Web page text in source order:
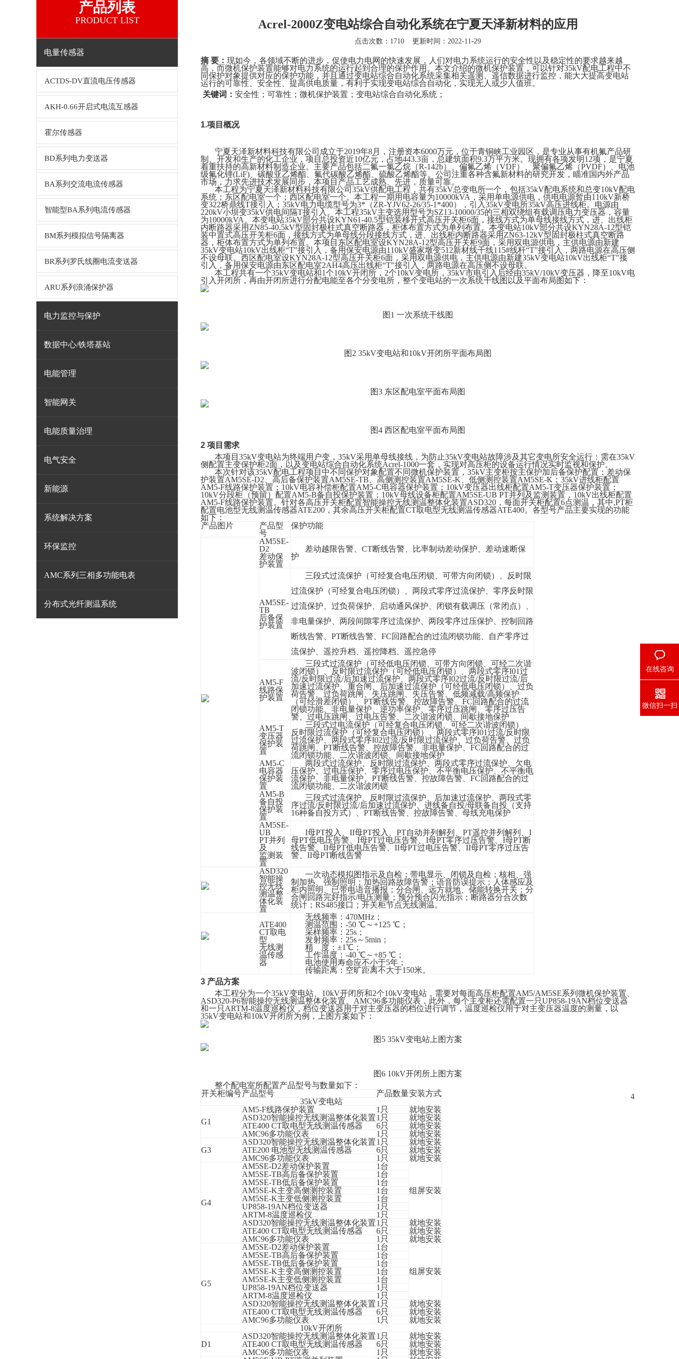
产品列表
PRODUCT LIST
电量传感器
ACTDS-DV直流电压传感器
AKH-0.66开启式电流互感器
霍尔传感器
BD系列电力变送器
BA系列交流电流传感器
智能型BA系列电流传感器
BM系列模拟信号隔离器
BR系列罗氏线圈电流变送器
ARU系列浪涌保护器
电力监控与保护
数据中心/铁塔基站
电能管理
智能网关
电能质量治理
电气安全
新能源
系统解决方案
环保监控
AMC系列三相多功能电表
分布式光纤测温系统
Acrel-2000Z变电站综合自动化系统在宁夏天泽新材料的应用
点击次数：1710 更新时间：2022-11-29
摘 要： 现如今，各领域不断的进步， 促使电力电网的快速发展，人们对电力系统运行的安全性以及稳定性的要求越来越
高，而微机保护装置能够对电力系统的运行起到 合理的保护作用。本文介绍的微机保护装置，可以针对35kV配电工程中不
同保护对象提供对应的保护功能， 并且通过变电站综合自动化系统采集相关遥测、遥信数据进行监控， 能大大提高变电站
运行的可靠性、安全性、提高供电质量，有利于实现变电站综合自动化，实现无人或少人值班。
关键词： 安全性； 可靠性；微机保护装置 ；变电站综合自动化系统 ；
1.项目概况
宁夏天泽新材料科技有限公司成立于2019年8月，注册资本6000万元，位于青铜峡工业园区，是专业从事有机氟产品研
制、开发和生产的化工企业，项目总投资近10亿元，占地443.3亩，总建筑面积9.3万平方米。现拥有各项发明12项，是宁夏
着重扶持的高新材料制造企业。主要产品包括二氟一氯乙烷（R-142b）、偏氟乙烯（VDF）、聚偏氟乙烯（PVDF）、电池
级氟化锂(LiF)、碳酸亚乙烯酯、氟代碳酸乙烯酯、硫酸乙烯酯等。公司注重各种含氟新材料的研究开发，瞄准国内外产品
市场，力求先进技术发展同步，本项目产品工艺成熟、先进，质量可靠。
本工程为宁夏天泽新材料科技有限公司 35kV供配电工程，共有35kV总变电所一个，包括35kV配电系统和总变10kV配电
系统；东区配电室一个；西区配电室一个。本工程一期用电容量为10000kVA，采用单电源供电，供电电源暂由110kV新桥
变322桥鼎线T接引入；35kV电力电缆型号为3*（ZR-YJV62-26/35-1*400），引入35kV变电所35kV高压进线柜。电源由
220kV小坝变35kV供电间隔T接引入。本工程35kV主变选用型号为SZ13-10000/35的三相双绕组有载调压电力变压器，容量
为10000kVA。本变电站35kV部分共设KYN61-40.5型铠装移开式高压开关柜6面，接线方式为单母线接线方式，进、出线柜
内断路器采用ZN85-40.5kV型固封极柱式真空断路器，柜体布置方式为单列布置。本变电站10kV部分共设KYN28A-12型铠
装中置式高压开关柜6面，接线方式为单母线分段接线方式，进、出线柜内断路器采用ZN63-12kV型固封极柱式真空断路
器，柜体布置方式为单列布置。本项目东区配电室设KYN28A-12型高压开关柜9面，采用双电源供电，主供电源由新建
35kV变电站10kV出线柜“T"接引入，备用保安电源由110kV盛家墩变512新材线干线115#线杆“T"接引入，两路电源在高压侧
不设母联。西区配电室设KYN28A-12型高压开关柜6面，采用双电源供电，主供电源由新建35kV变电站10kV出线柜“T"接
引入，备用保安电源由东区配电室2AH4高压出线柜“T"接引入，两路电源在高压侧不设母联。
本工程共有一个35kV变电站和1个10kV开闭所，2个10kV变电所 ， 35kV市电引入后经由35kV/10kV变压器，降至10kV电
引入开闭所，再由开闭所进行分配电能至各个分变电所，整个变电站的一次系统干线图以及平面布局图如下：
图 1 一次系统干线图
图 2 35kV变电站和10kV开闭所平面布局图
图3 东区配电室平面布局图
图4 西区配电室平面布局图
2 项目需求
本项目 35kV变电站为终端用户变，35kV采用单母线接线，为防止35kV变电站故障涉及其它变电所安全运行： 需在35kV
侧配置主变保护柜2面， 以及变电站综合自动化系统Acrel-1000一套， 实现对高压柜的设备运行情况实时监视和保护。
本次针对该35kV配电工程项目中不同保护对象配置不同微机保护装置，35kV主变柜按主保护加后备保护配置：差动保
护装置AM5SE-D2、高后备保护装置AM5SE-TB、 高侧测控装置AM5SE-K 低侧测控装置AM5SE-K ； 35kV进线柜配置
AM5-F线路保护装置 ； 10kV电容补偿柜配置AM5-C电容器保护装置； 10kV变压器出线柜配置AM5-T变压器保护装置；
10kV分段柜（预留） 配置AM5-B备自投保护装置； 10kV母线设备柜配置AM5SE-UB PT并列及监测装置，10kV出线柜配置
AM5-F线路保护装置。针对各高压开关柜配置智能操控无线测温整体化装置ASD320，每面开关柜配置6点测温，其中,PT柜
配置电池型无线测温传感器ATE200，其余高压开关柜配置CT取电型无线测温传感器ATE400。各型号产品主要实现的功能
如下：
产品图片
产品型
号
保护功能
AM5SE-
D2
差动保
护装置
差动越限告警 CT断线告警 比率制动差动保护
差动速断保
护
AM5SE-
TB
后备保
护装置
三段式过流保护（可经复合电压闭锁、可带方向闭锁）
反时限
过流保护（可经复合电压闭锁）
两段式零序过流保护
零序反时限
过流保护
过负荷保护 启动通风保护 闭锁有载调压（常闭点）
非电量保护
两段间隙零序过流保护 两段零序过压保护
控制回路
断线告警
PT断线告警 FC回路配合的过流闭锁功能
自产零序过
流保护
遥控升档、遥控降档、遥控急停
AM5-F
线路保
护装置
三段式过流保护（可经低电压闭锁、可带方向闭锁、可经二次谐
波闭锁）、反时限过流保护（可经低电压闭锁）、两段式零序I01过
流/反时限过流/后加速过流保护、两段式零序I02过流/反时限过流/后
加速过流保护、重合闸、后加速过流保护（可经低电压闭锁）、过负
荷告警、过负荷跳闸、失压跳闸、失压告警、低频减载/高频保护
（可经滑差闭锁）、PT断线告警、控故障告警、FC回路配合的过流
闭锁功能、非电量保护、逆功率保护、零序过压跳闸、零序过压告
警、过电压跳闸、过电压告警、二次谐波闭锁、间歇接地保护
AM5-T
变压器
保护装
置
三段式过电流保护（可经复合电压闭锁、可经二次谐波闭锁）
反时限过流保护（可经复合电压闭锁）
两段式零序I01过流/反时限
过流保护 两段式零序I02过流/反时限过流保护 过负荷告警
过负
荷跳闸
PT断线告警 控故障告警 非电量保护
FC回路配合的过
流闭锁功能
二次谐波闭锁
间歇接地保护
AM5-C
电容器
保护装
置
两段式过流保护 反时限过流保护 两段式零序过流保护
欠电
压保护
过电压保护 零序过电压保护 不平衡电压保护
不平衡电
流保护
非电量保护 PT断线告警 控故障告警
FC回路配合的过
流闭锁功能
二次谐波闭锁
AM5-B
备自投
保护装
置
三段式过流保护 反时限过流保护 后加速过流保护
两段式零
序过流/反时限过流/后加速过流保护 进线备自投/母联备自投（支持
16种备自投方式）
PT断线告警 控故障告警
母线充电保护
AM5SE-
UB
PT并列
及
监测装
置
I母PT投入 II母PT投入 PT自动并列解列 PT遥控并列解列
I
母PT低电压告警
I母PT过电压告警 I母PT零序过压告警
I母PT断
线告警
II母PT低电压告警 II母PT过电压告警
II母PT零序过压告
警
II母PT断线告警
ASD320
智能操
控无线
测温整
体化装
置
一次动态模拟图指示及自检 ； 带电显示、闭锁及自检 ； 核相、强
制加热、强制照明 ； 加热回路故障告警 ； 语音防误提示 ；
人体感应及
柜内照明、已带电语音播报 ； 分合闸、远方就地、储能转换开关 ； 分
合闸回路完好指示/电压测量 ； 预分预合闪光指示 ； 断路器分合次数
统计 ； RS485接口 ； 开关柜节点无线测温。
ATE400
CT取电
型
无线测
温传感
器
无线频率： 470MHz；
测温范围： -50 ℃～+125 ℃；
采样频率： 25s；
发射频率： 25s～5min；
精
度： ±1℃；
工作温度： -40 ℃～+85 ℃；
电池使用寿命应不小于5年；
传输距离：空旷距离不大于150米。
3 产品方案
本工程分为一个35kV变电站 10kV开闭所和2个10kV变电站， 需要对每面高压柜配置AM5/AM5SE系列微机保护装置、
ASD320-P6智能操控无线测温整体化装置、AMC96多功能仪表，此外，每个主变柜还需配置一只UP858-19AN档位变送器
和一只ARTM-8温度巡检仪，档位变送器用于对主变压器的档位进行调节，温度巡检仪用于对主变压器温度的测量，以
35kV变电站和10kV开闭所为例 ，上图方案如下：
图 5 35kV变电站上图方案
图6 10kV开闭所上图方案
整个配电室所配置产品型号与数量如下：
开关柜编号产品型号 产品数量安装方式
35kV变电站
G1
AM5-F线路保护装置 1只
就地安装
ASD320智能操控无线测温整体化装置1只
就地安装
ATE400 CT取电型无线测温传感器
6只
就地安装
AMC96多功能仪表
1只
就地安装
G3
ASD320智能操控无线测温整体化装置1只
就地安装
ATE200 电池型无线测温传感器
6只
就地安装
AMC96多功能仪表
1只 就地安装
G4
AM5SE-D2差动保护装置 1台
组屏安装
AM5SE-TB高后备保护装置
1台
AM5SE-TB低后备保护装置
1台
AM5SE-K主变高侧测控装置 1 台
AM5SE-K主变低侧测控装置 1 台
UP858-19AN档位变送器
1只
ARTM-8温度巡检仪
1只
ASD320智能操控无线测温整体化装置1只
就地安装
ATE400 CT取电型无线测温传感器
6只
就地安装
AMC96多功能仪表
1只 就地安装
G5
AM5SE-D2差动保护装置 1台
组屏安装
AM5SE-TB高后备保护装置
1台
AM5SE-TB低后备保护装置
1台
AM5SE-K主变高侧测控装置 1 台
AM5SE-K主变低侧测控装置 1 台
UP858-19AN档位变送器
1只
ARTM-8温度巡检仪
1只
ASD320智能操控无线测温整体化装置1只
就地安装
ATE400 CT取电型无线测温传感器
6只
就地安装
AMC96多功能仪表
1只
就地安装
10kV开闭所
D1
ASD320智能操控无线测温整体化装置1只
就地安装
ATE400 CT取电型无线测温传感器
6只
就地安装
AMC96多功能仪表
1只
就地安装
4
在线咨询
微信扫一扫